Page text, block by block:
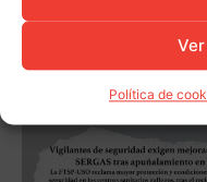
Política de